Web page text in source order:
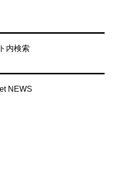
内検索
NEWS